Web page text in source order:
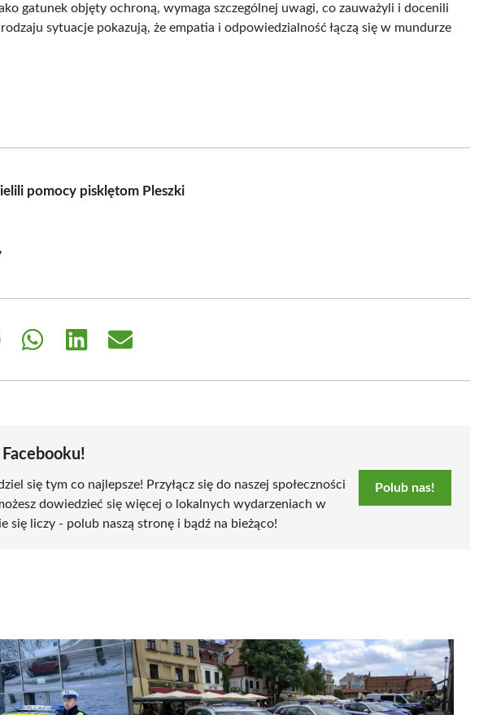
gatunek objęty ochroną, wymaga szczególnej uwagi, co zauważyli i docenili
sytuacje pokazują, że empatia i odpowiedzialność łączą się w mundurze
pomocy pisklętom Pleszki
Share
Share
Share
Facebooku!
się tym co najlepsze! Przyłącz się do naszej społeczności
dowiedzieć się więcej o lokalnych wydarzeniach w
się liczy - polub naszą stronę i bądź na bieżąco!
Polub nas!